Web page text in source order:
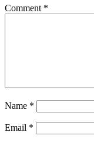
Comment *
Name *
Email *